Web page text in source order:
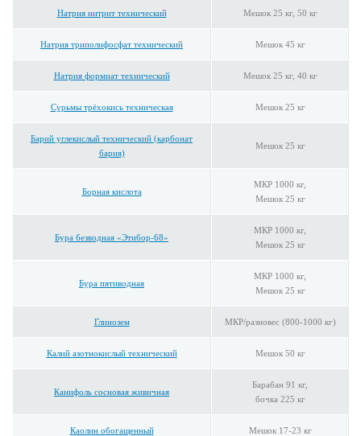
Натрия нитрит технический Мешок 25 кг, 50 кг
Натрия триполифосфат технический Мешок 45 кг
Натрия формиат технический Мешок 25 кг, 40 кг
Сурьмы трёхокись техническая Мешок 25 кг
Барий углекислый технический (карбонат
бария)
Мешок 25 кг
Борная кислота
МКР 1000 кг,
Мешок 25 кг
Бура безводная «Этибор-68»
МКР 1000 кг,
Мешок 25 кг
Бура пятиводная
МКР 1000 кг,
Мешок 25 кг
Глинозем МКР/разновес (800-1000 кг)
Калий азотнокислый технический Мешок 50 кг
Канифоль сосновая живичная
Барабан 91 кг,
бочка 225 кг
Каолин обогащенный Мешок 17-23 кг